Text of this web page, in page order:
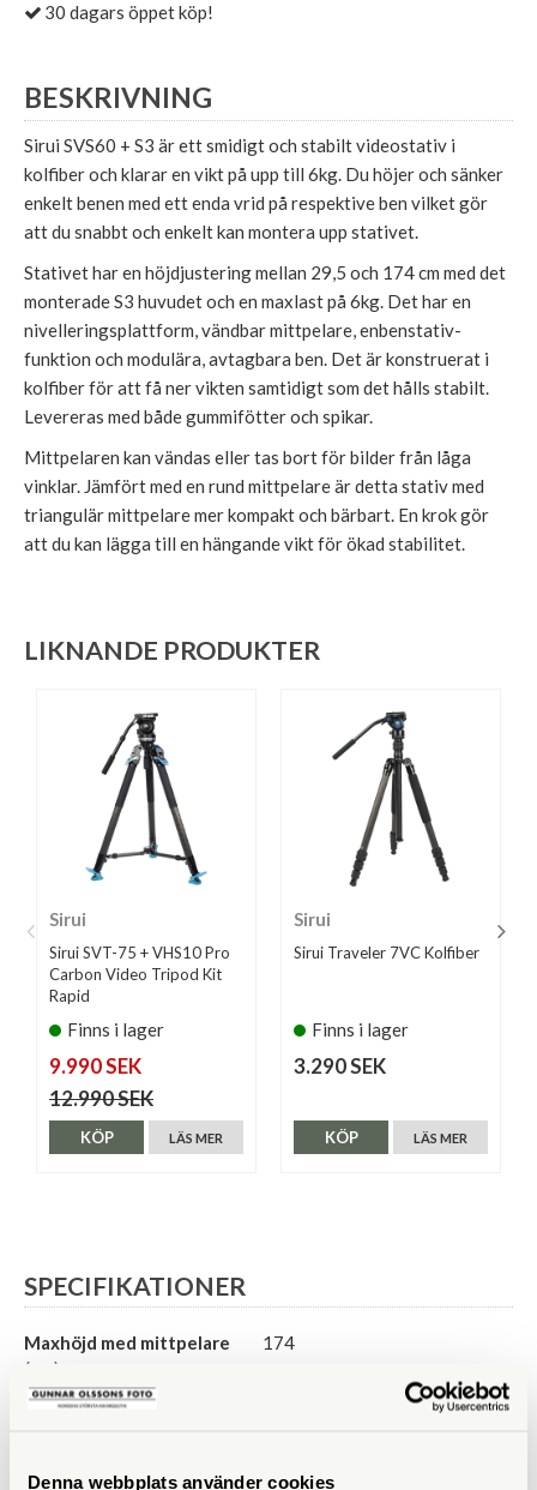
Denna webbplats använder cookies
30 dagars öppet köp!
BESKRIVNING
Sirui SVS60 + S3 är ett smidigt och stabilt videostativ i
kolfiber och klarar en vikt på upp till 6kg. Du höjer och sänker
enkelt benen med ett enda vrid på respektive ben vilket gör
att du snabbt och enkelt kan montera upp stativet.
Stativet har en höjdjustering mellan 29,5 och 174 cm med det
monterade S3 huvudet och en maxlast på 6kg. Det har en
nivelleringsplattform, vändbar mittpelare, enbenstativ-
funktion och modulära, avtagbara ben. Det är konstruerat i
kolfiber för att få ner vikten samtidigt som det hålls stabilt.
Levereras med både gummifötter och spikar.
Mittpelaren kan vändas eller tas bort för bilder från låga
vinklar. Jämfört med en rund mittpelare är detta stativ med
triangulär mittpelare mer kompakt och bärbart. En krok gör
att du kan lägga till en hängande vikt för ökad stabilitet.
LIKNANDE PRODUKTER
Sirui
Sirui SVT-75 + VHS10 Pro
Carbon Video Tripod Kit
Rapid
Finns i lager
9.990 SEK
12.990 SEK
LÄS MER
KÖP
Sirui
Sirui Traveler 7VC Kolfiber
Finns i lager
3.290 SEK
LÄS MER
KÖP
SPECIFIKATIONER
Maxhöjd med mittpelare
(cm)
174